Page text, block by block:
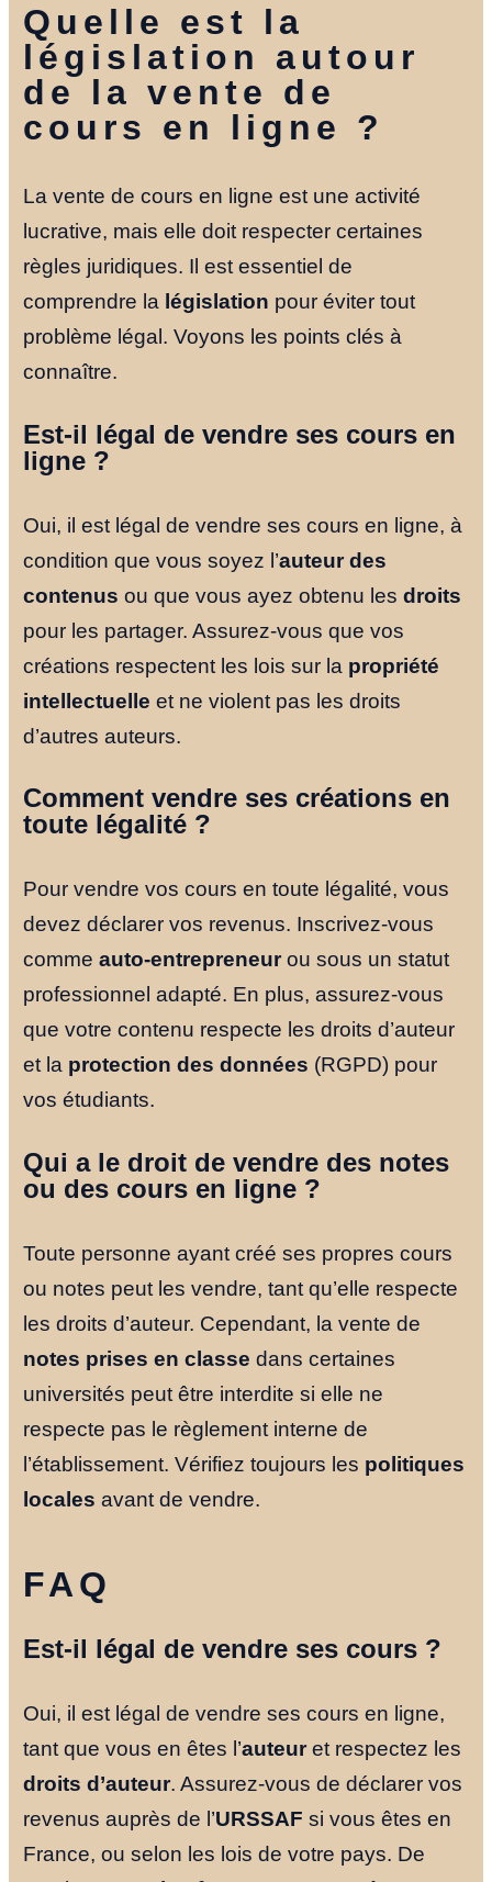
Quelle est la
législation autour
de la vente de
cours en ligne ?
La vente de cours en ligne est une activité
lucrative, mais elle doit respecter certaines
règles juridiques. Il est essentiel de
comprendre la législation pour éviter tout
problème légal. Voyons les points clés à
connaître.
Est-il légal de vendre ses cours en
ligne ?
Oui, il est légal de vendre ses cours en ligne, à
condition que vous soyez l’auteur des
contenus ou que vous ayez obtenu lesdroits
pour les partager. Assurez-vous que vos
créations respectent les lois sur la propriété
intellectuelle et ne violent pas les droits
d’autres auteurs.
Comment vendre ses créations en
toute légalité ?
Pour vendre vos cours en toute légalité, vous
devez déclarer vos revenus. Inscrivez-vous
commeauto-entrepreneurou sous un statut
professionnel adapté. En plus, assurez-vous
que votre contenu respecte les droits d’auteur
et la protection des données (RGPD) pour
vos étudiants.
Qui a le droit de vendre des notes
ou des cours en ligne ?
Toute personne ayant créé ses propres cours
ou notes peut les vendre, tant qu’elle respecte
les droits d’auteur. Cependant, la vente de
notes prises en classe dans certaines
universités peut être interdite si elle ne
respecte pas le règlement interne de
l’établissement. Vérifiez toujours les politiques
locales avant de vendre.
FAQ
Est-il légal de vendre ses cours ?
Oui, il est légal de vendre ses cours en ligne,
tant que vous en êtes l’auteuret respectez les
droits d’auteur. Assurez-vous de déclarer vos
revenus auprès de l’URSSAF si vous êtes en
France, ou selon les lois de votre pays. De